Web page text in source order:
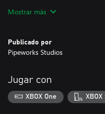
• Una gran comunidad online
multijugador con eventos
diarios, torneos, clasificaciones
Solo en Prominence podrás
más alto nivel mientras te lo
de El Alcalde. Es el juego de
Mostrar más
Publicado por
Pipeworks Studios
Jugar con
XBOX One